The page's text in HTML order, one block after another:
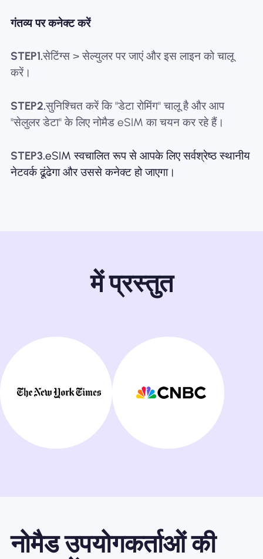
गंतव्य पर कनेक्ट करें
STEP1.सेटिंग्स > सेल्युलर पर जाएं और इस लाइन को चालू
करें।
STEP2.सुनिश्चित करें कि "डेटा रोमिंग" चालू है और आप
"सेलुलर डेटा" के लिए नोमैड eSIM का चयन कर रहे हैं।
STEP3.eSIM स्वचालित रूप से आपके लिए सर्वश्रेष्ठ स्थानीय
नेटवर्क ढूंढेगा और उससे कनेक्ट हो जाएगा।
में प्रस्तुत
नोमैड उपयोगकर्ताओं की